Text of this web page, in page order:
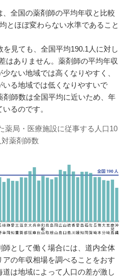
全国の薬剤師の平均年収と比較
とほぼ変わらない水準であること
を見ても、全国平均190.1人に対し
はありません。薬剤師の平均年収
ない地域では高くなりやすく、
る地域では低くなりやすいで
剤師数は全国平均に近いため、年
るのです。
薬局・医療施設に従事する人口10
薬剤師数
師として働く場合には、道内全体
の年収相場を調べることをおす
は地域によって人口の差が激し